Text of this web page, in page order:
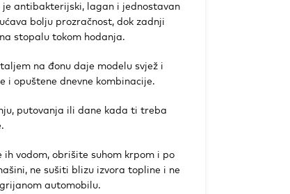
antibakterijski, lagan i jednostavan
bolju prozračnost, dok zadnji
stopalu tokom hodanja.
na đonu daje modelu svjež i
i opuštene dnevne kombinacije.
putovanja ili dane kada ti treba
vodom, obrišite suhom krpom i po
ne sušiti blizu izvora topline i ne
automobilu.